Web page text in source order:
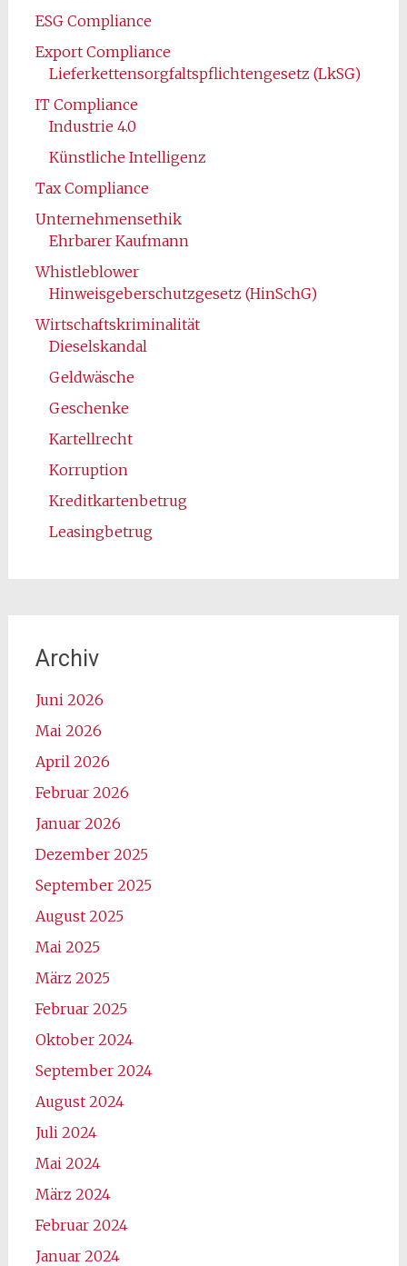
ESG Compliance
Export Compliance
Lieferkettensorgfaltspflichtengesetz (LkSG)
IT Compliance
Industrie 4.0
Künstliche Intelligenz
Tax Compliance
Unternehmensethik
Ehrbarer Kaufmann
Whistleblower
Hinweisgeberschutzgesetz (HinSchG)
Wirtschaftskriminalität
Dieselskandal
Geldwäsche
Geschenke
Kartellrecht
Korruption
Kreditkartenbetrug
Leasingbetrug
Archiv
Juni 2026
Mai 2026
April 2026
Februar 2026
Januar 2026
Dezember 2025
September 2025
August 2025
Mai 2025
März 2025
Februar 2025
Oktober 2024
September 2024
August 2024
Juli 2024
Mai 2024
März 2024
Februar 2024
Januar 2024